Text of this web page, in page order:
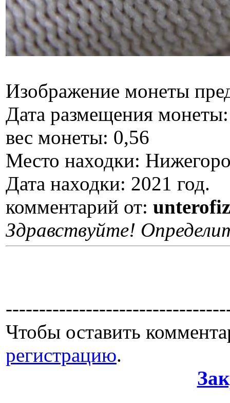
Изображение монеты
Дата размещения
вес монеты: 0,56
Место находки:
Дата находки: 2021 год.
комментарий от:
Здравствуйте!
Чтобы оставить
регистрацию.